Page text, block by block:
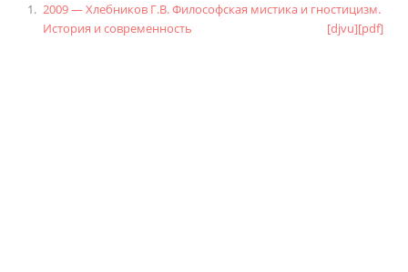
2009 — Хлебников Г.В. Философская мистика и гностицизм.
История и современность
[djvu][pdf]